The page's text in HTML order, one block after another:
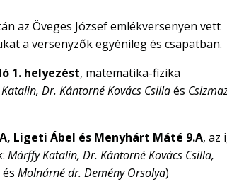
az Öveges József emlékversenyen vett
a versenyzők egyénileg és csapatban.
1. helyezést, matematika-fizika
Dr. Kántorné Kovács Csillaés
Ligeti Ábel és Menyhárt Máté 9.A, az
Márffy Katalin, Dr. Kántorné Kovács Csilla,
ésMolnárné dr. Demény Orsolya)